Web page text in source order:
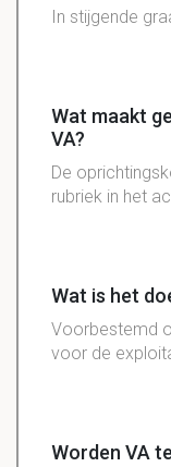
In stijgende
Wat maakt
VA?
De
rubriek in het
Wat is het
Voorbestemd
voor de
Worden VA